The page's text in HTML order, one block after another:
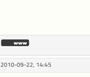
2010-09-22, 14:45